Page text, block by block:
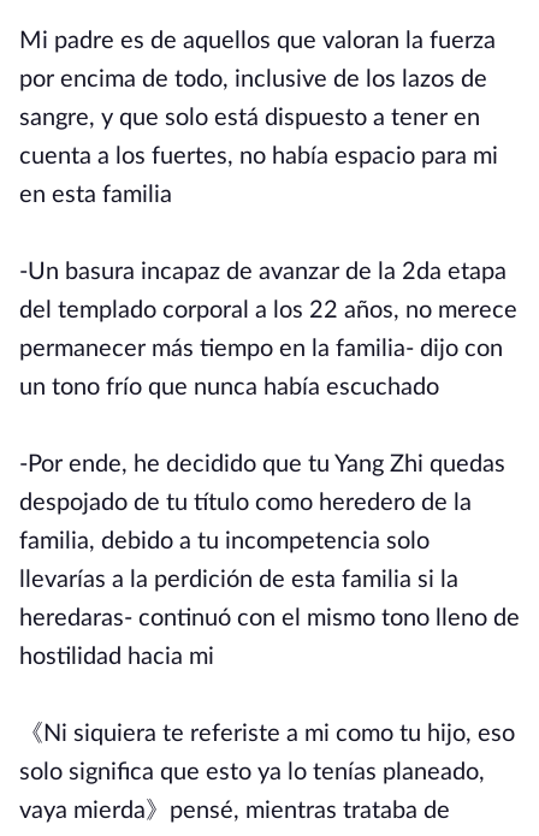
Mi padre es de aquellos que valoran la fuerza
por encima de todo, inclusive de los lazos de
sangre, y que solo está dispuesto a tener en
cuenta a los fuertes, no había espacio para mi
en esta familia
-Un basura incapaz de avanzar de la 2da etapa
del templado corporal a los 22 años, no merece
permanecer más tiempo en la familia- dijo con
un tono frío que nunca había escuchado
-Por ende, he decidido que tu Yang Zhi quedas
despojado de tu título como heredero de la
familia, debido a tu incompetencia solo
llevarías a la perdición de esta familia si la
heredaras- continuó con el mismo tono lleno de
hostilidad hacia mi
《Ni siquiera te referiste a mi como tu hijo, eso
solo significa que esto ya lo tenías planeado,
vaya mierda》pensé, mientras trataba de